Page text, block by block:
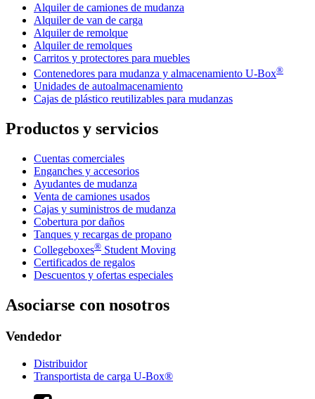
Alquiler de camiones de mudanza
Alquiler de van de carga
Alquiler de remolque
Alquiler de remolques
Carritos y protectores para muebles
Contenedores para mudanza y almacenamiento U-Box®
Unidades de autoalmacenamiento
Cajas de plástico reutilizables para mudanzas
Productos y servicios
Cuentas comerciales
Enganches y accesorios
Ayudantes de mudanza
Venta de camiones usados
Cajas y suministros de mudanza
Cobertura por daños
Tanques y recargas de propano
Collegeboxes® Student Moving
Certificados de regalos
Descuentos y ofertas especiales
Asociarse con nosotros
Vendedor
Distribuidor
Transportista de carga U-Box®